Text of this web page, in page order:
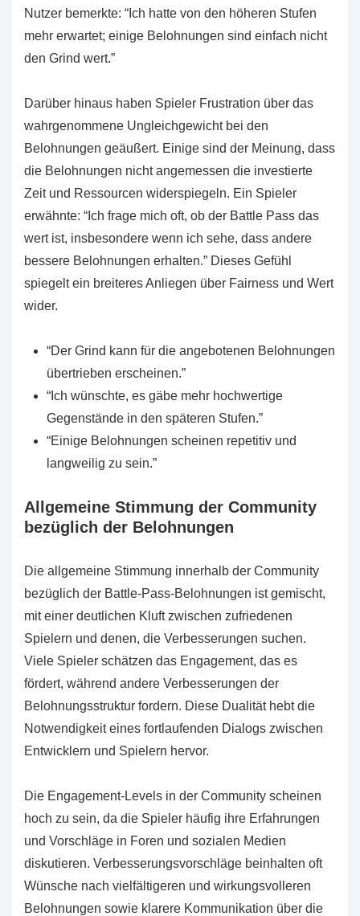
Nutzer bemerkte: “Ich hatte von den höheren Stufen
mehr erwartet; einige Belohnungen sind einfach nicht
den Grind wert.”
Darüber hinaus haben Spieler Frustration über das
wahrgenommene Ungleichgewicht bei den
Belohnungen geäußert. Einige sind der Meinung, dass
die Belohnungen nicht angemessen die investierte
Zeit und Ressourcen widerspiegeln. Ein Spieler
erwähnte: “Ich frage mich oft, ob der Battle Pass das
wert ist, insbesondere wenn ich sehe, dass andere
bessere Belohnungen erhalten.” Dieses Gefühl
spiegelt ein breiteres Anliegen über Fairness und Wert
wider.
“Der Grind kann für die angebotenen Belohnungen
übertrieben erscheinen.”
“Ich wünschte, es gäbe mehr hochwertige
Gegenstände in den späteren Stufen.”
“Einige Belohnungen scheinen repetitiv und
langweilig zu sein.”
Allgemeine Stimmung der Community
bezüglich der Belohnungen
Die allgemeine Stimmung innerhalb der Community
bezüglich der Battle-Pass-Belohnungen ist gemischt,
mit einer deutlichen Kluft zwischen zufriedenen
Spielern und denen, die Verbesserungen suchen.
Viele Spieler schätzen das Engagement, das es
fördert, während andere Verbesserungen der
Belohnungsstruktur fordern. Diese Dualität hebt die
Notwendigkeit eines fortlaufenden Dialogs zwischen
Entwicklern und Spielern hervor.
Die Engagement-Levels in der Community scheinen
hoch zu sein, da die Spieler häufig ihre Erfahrungen
und Vorschläge in Foren und sozialen Medien
diskutieren. Verbesserungsvorschläge beinhalten oft
Wünsche nach vielfältigeren und wirkungsvolleren
Belohnungen sowie klarere Kommunikation über die